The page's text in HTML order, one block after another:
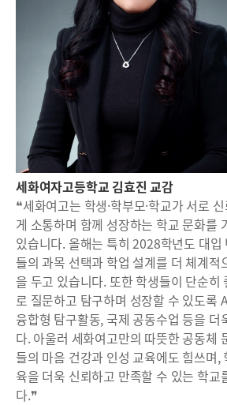
세화여자고등학교 김효진 교감
❝세화여고는 학생·학부모·학교가 서로
게 소통하며 함께 성장하는 학교 문화를
있습니다. 올해는 특히 2028학년도 대입
들의 과목 선택과 학업 설계를 더 체계적
을 두고 있습니다. 또한 학생들이 단순히
로 질문하고 탐구하며 성장할 수 있도록
융합형 탐구활동, 국제 공동수업 등을 더
다. 아울러 세화여고만의 따뜻한 공동체
들의 마음 건강과 인성 교육에도 힘쓰며,
육을 더욱 신뢰하고 만족할 수 있는 학교
다.❞